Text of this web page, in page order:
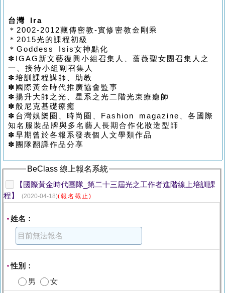
台灣 Ira
＊ 2002-2012藏傳密教-實修密教金剛乘
＊ 2015光的課程初級
＊ Goddess Isis女神點化
✽ IGAG 新文藝復興小組召集人、薔薇聖女團召集人之
一、接待小組副召集人
✽培訓課程講師、助教
✽ 國際黃金時代推廣協會監事
✽揚升大師之光、星系之光二階光束療癒師
✽般尼克基礎療癒
✽ 台灣娛樂圈、時尚圈、 Fashion magazine 、各國際
知名服裝品牌與多名藝人長期合作化妝造型師
✽早期曾於各報系發表個人文學類作品
✽團隊翻譯作品分享
BeClass 線上報名系統
【國際黃金時代團隊_第二十三屆光之工作者進階線上培訓課
程】
(2020-04-18)(報名截止)
* 姓名：
*性別：
男
女